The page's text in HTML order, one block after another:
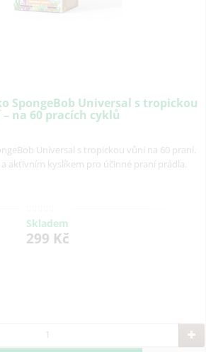
SpongeBob Universal s tropickou
na 60 pracích cyklů
Universal s tropickou vůní na 60 praní.
aktivním kyslíkem pro účinné praní prádla.
Skladem
299 Kč